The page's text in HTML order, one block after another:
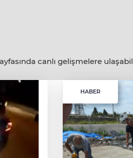
canlı gelişmelere
HABER